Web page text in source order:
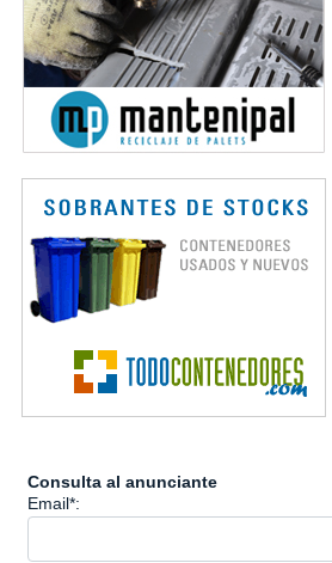
Consulta al anunciante
Email*: